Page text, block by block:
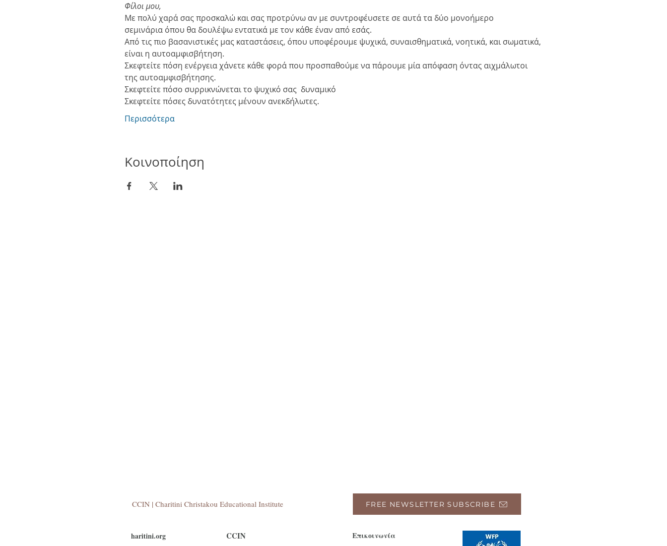
Φίλοι μου,
Με πολύ χαρά σας προσκαλώ και σας προτρύνω αν με συντροφέυσετε σε αυτά τα δύο μονοήμερο
σεμινάρια όπου θα δουλέψω εντατικά με τον κάθε έναν από εσάς.
Από τις πιο βασανιστικές μας καταστάσεις, όπου υποφέρουμε ψυχικά, συναισθηματικά, νοητικά, και σωματικά,
είναι η αυτοαμφισβήτηση.
Σκεφτείτε πόση ενέργεια χάνετε κάθε φορά που προσπαθούμε να πάρουμε μία απόφαση όντας αιχμάλωτοι
της αυτοαμφισβήτησης.
Σκεφτείτε πόσο συρρικνώνεται το ψυχικό σας  δυναμικό
Σκεφτείτε πόσες δυνατότητες μένουν ανεκδήλωτες.
Περισσότερα
Κοινοποίηση
CCIN | Charitini Christakou Educational Institute FREE NEWSLETTER SUBSCRIBE
haritini.org CCIN Επικοινωνία